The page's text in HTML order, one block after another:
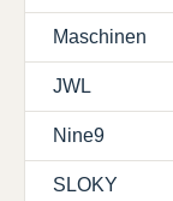
Maschinen
JWL
Nine9
SLOKY